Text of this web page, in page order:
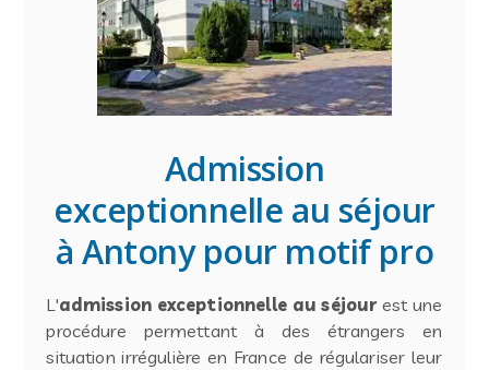
Admission
exceptionnelle au séjour
à Antony pour motif pro
L'admission exceptionnelle au séjourest une
procédure permettant à des étrangers en
situation irrégulière en France de régulariser leur